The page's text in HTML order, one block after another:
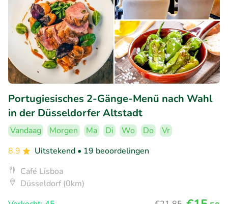
Portugiesisches 2-Gänge-Menü nach Wahl
in der Düsseldorfer Altstadt
Vandaag Morgen Ma Di Wo Do
Vr
8.9
Uitstekend • 19 beoordelingen
Café Lisboa
Düsseldorf (0km)